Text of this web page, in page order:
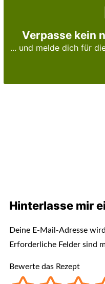
Verpasse kein
... und melde dich für
Hinterlasse mir
Deine E-Mail-Adresse
Erforderliche Felder sind
Bewerte das Rezept